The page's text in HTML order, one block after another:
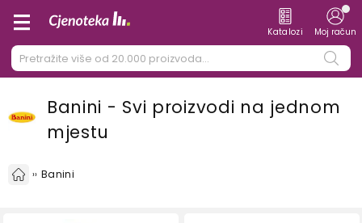
Katalozi Moj račun
Banini - Svi proizvodi na jednom
mjestu
Banini